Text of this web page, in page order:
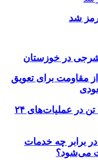
مقاومت برای تعویق
فوت ۴ نفر و مصدومیت ۲۵ تن در عملیات‌های ۲۴
برابر چه خدمات
می‌شود؟